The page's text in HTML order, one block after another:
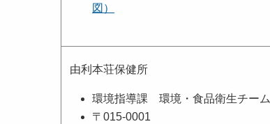
図）
由利本荘保健所
環境指導課 環境・食品衛生チーム
〒015-0001